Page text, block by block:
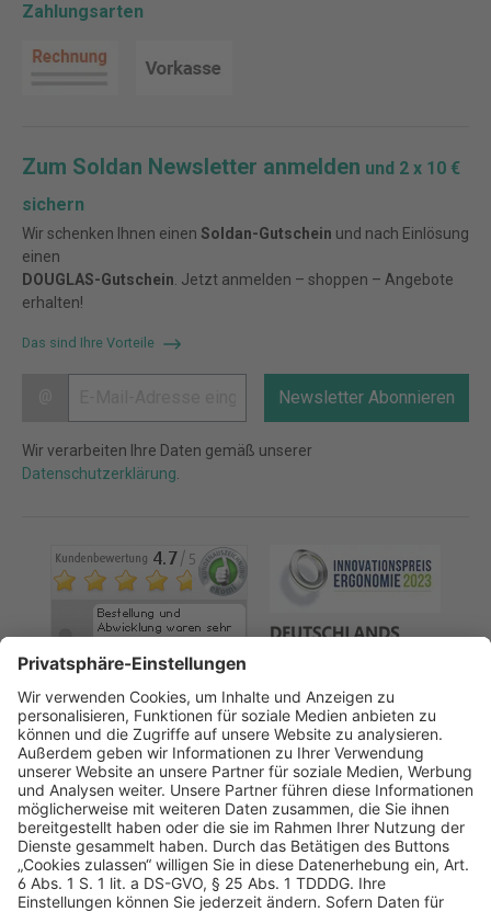
Zahlungsarten
Zum Soldan Newsletter anmelden und 2 x 10 €
sichern
Wir schenken Ihnen einen Soldan-Gutschein und nach Einlösung
einen
DOUGLAS-Gutschein . Jetzt anmelden – shoppen – Angebote
erhalten!
Das sind Ihre Vorteile
Newsletter Abonnieren
Wir verarbeiten Ihre Daten gemäß unserer
Datenschutzerklärung